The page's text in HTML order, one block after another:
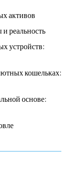
активов
реальность
устройств:
кошельках:
основе: